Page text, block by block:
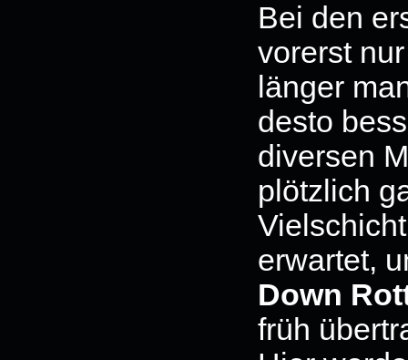
Bei den
vorerst
länger
desto
diversen
plötzlich
erwartet,
Down
früh